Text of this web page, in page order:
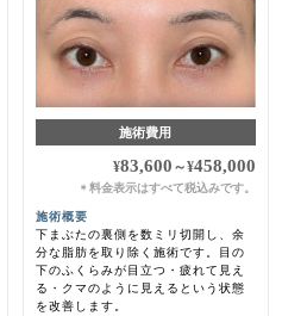
施術費用
¥83,600 ～¥458,000
＊ 料金表示はすべて税込みです。
施術概要
下まぶたの裏側を数ミリ切開し、余
分な脂肪を取り除く施術です。目の
下のふくらみが目立つ・疲れて見え
る・クマのように見えるという状態
を改善します。